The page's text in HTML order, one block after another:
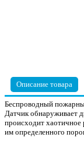
Описание товара
Беспроводный
Датчик обнаруживает
происходит хаотичное
им определенного